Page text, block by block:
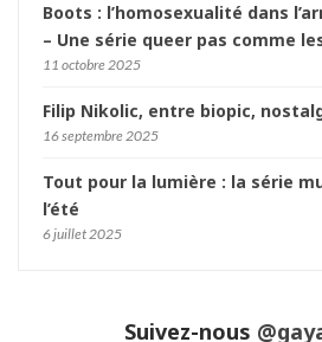
Boots : l’homosexualité dans
– Une série queer pas comme
11 octobre 2025
Filip Nikolic, entre biopic,
16 septembre 2025
Tout pour la lumière : la série
l’été
6 juillet 2025
Suivez-nous